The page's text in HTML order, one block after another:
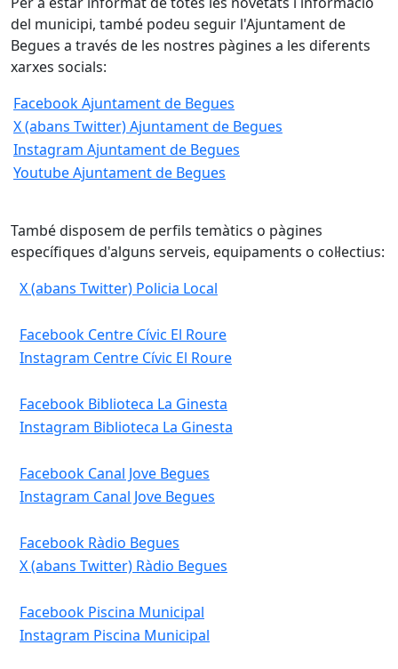
del municipi, també podeu seguir l'Ajuntament de
Begues a través de les nostres pàgines a les diferents
xarxes socials:
Facebook Ajuntament de Begues
X (abans Twitter) Ajuntament de Begues
Instagram Ajuntament de Begues
Youtube Ajuntament de Begues
També disposem de perfils temàtics o pàgines
específiques d'alguns serveis, equipaments o col·lectius:
X (abans Twitter) Policia Local
Facebook Centre Cívic El Roure
Instagram Centre Cívic El Roure
Facebook Biblioteca La Ginesta
Instagram Biblioteca La Ginesta
Facebook Canal Jove Begues
Instagram Canal Jove Begues
Facebook Ràdio Begues
X (abans Twitter) Ràdio Begues
Facebook Piscina Municipal
Instagram Piscina Municipal